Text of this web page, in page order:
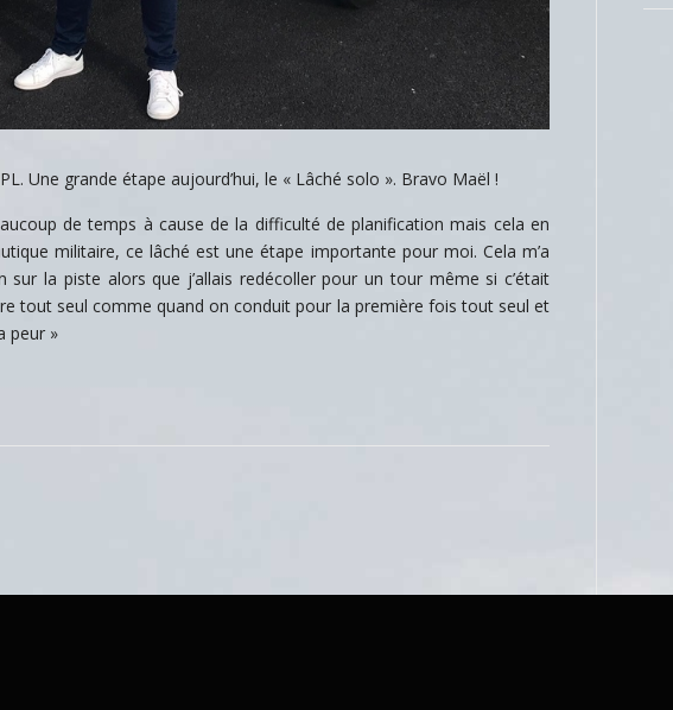
Une grande étape aujourd’hui, le « Lâché solo ». Bravo Maël !
de temps à cause de la difficulté de planification mais cela en
militaire, ce lâché est une étape importante pour moi. Cela m’a
sur la piste alors que j’allais redécoller pour un tour même si c’était
tout seul comme quand on conduit pour la première fois tout seul et
peur »